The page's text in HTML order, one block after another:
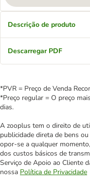
Descrição de produto
Descarregar PDF
*PVR = Preço de Venda
*Preço regular = O preço
dias.
A zooplus tem o direito de
publicidade direta de bens
opor-se a qualquer
dos custos básicos de
Serviço de Apoio ao Cliente
nossa Política de Privacidade